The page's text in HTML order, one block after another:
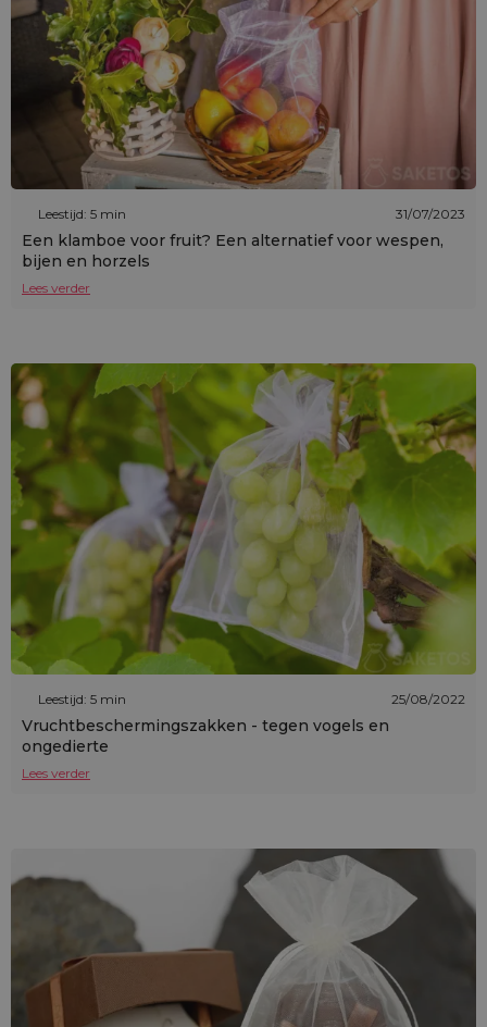
Leestijd: 5 min 31/07/2023
Een klamboe voor fruit? Een alternatief voor wespen,
bijen en horzels
Lees verder
Leestijd: 5 min 25/08/2022
Vruchtbeschermingszakken - tegen vogels en
ongedierte
Lees verder